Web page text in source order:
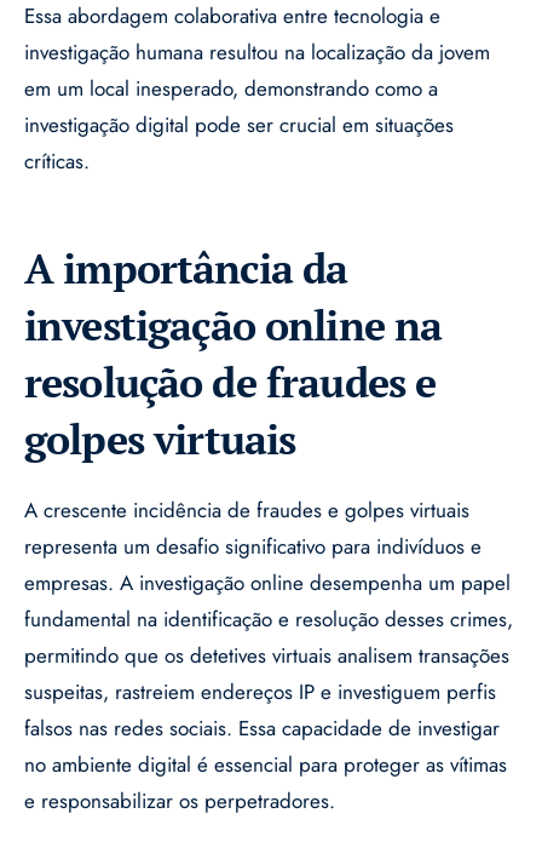
Essa abordagem colaborativa entre tecnologia e
investigação humana resultou na localização da jovem
em um local inesperado, demonstrando como a
investigação digital pode ser crucial em situações
críticas.
A importância da
investigação online na
resolução de fraudes e
golpes virtuais
A crescente incidência de fraudes e golpes virtuais
representa um desafio significativo para indivíduos e
empresas. A investigação online desempenha um papel
fundamental na identificação e resolução desses crimes,
permitindo que os detetives virtuais analisem transações
suspeitas, rastreiem endereços IP e investiguem perfis
falsos nas redes sociais. Essa capacidade de investigar
no ambiente digital é essencial para proteger as vítimas
e responsabilizar os perpetradores.